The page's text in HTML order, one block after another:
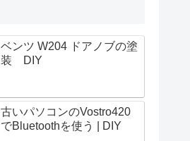
ベンツ W204 ドアノブの塗
装 DIY
古いパソコンのVostro420
でBluetoothを使う | DIY